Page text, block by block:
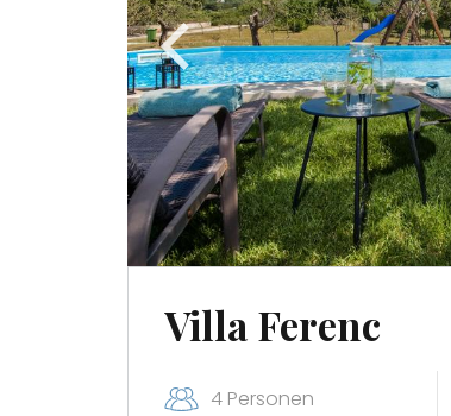
Villa Ferenc
4 Personen